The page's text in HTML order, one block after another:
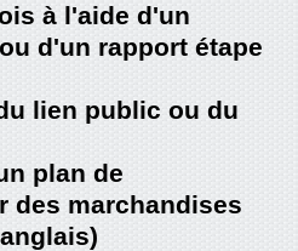
à l'aide d'un
d'un rapport étape
lien public ou du
plan de
des marchandises